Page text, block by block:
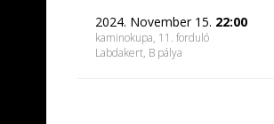
2024. November 15. 22:00
kaminokupa, 11. forduló
Labdakert, B pálya